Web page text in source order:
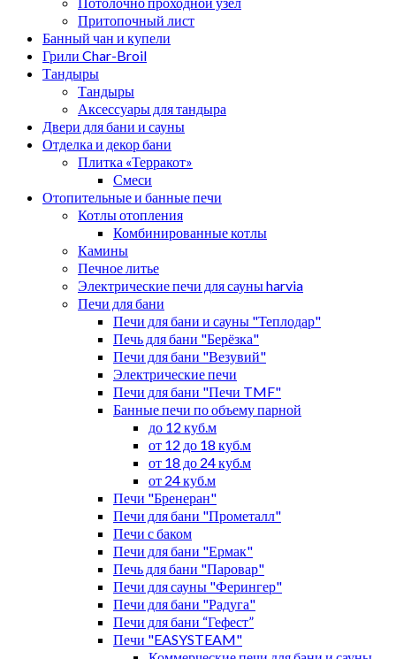
Притопочный лист
Банный чан и купели
Грили Char-Broil
Тандыры
Тандыры
Аксессуары для тандыра
Двери для бани и сауны
Отделка и декор бани
Плитка «Терракот»
Смеси
Отопительные и банные печи
Котлы отопления
Комбинированные котлы
Камины
Печное литье
Электрические печи для сауны harvia
Печи для бани
Печи для бани и сауны "Теплодар"
Печь для бани "Берёзка"
Печи для бани "Везувий"
Электрические печи
Печи для бани "Печи TMF"
Банные печи по объему парной
до 12 куб.м
от 12 до 18 куб.м
от 18 до 24 куб.м
от 24 куб.м
Печи "Бренеран"
Печи для бани "Прометалл"
Печи с баком
Печи для бани "Ермак"
Печь для бани "Паровар"
Печи для сауны "Ферингер"
Печи для бани "Радуга"
Печи для бани “Гефест”
Печи "EASYSTEAM"